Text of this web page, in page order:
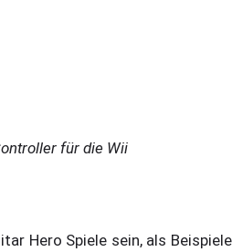
für die Wii
Hero Spiele sein, als Beispiele